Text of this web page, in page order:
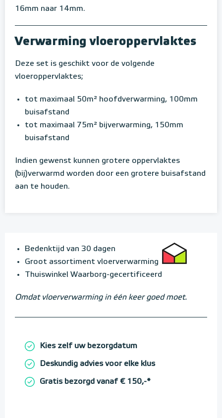
16mm naar 14mm.
Verwarming vloeroppervlaktes
Deze set is geschikt voor de volgende
vloeroppervlaktes;
tot maximaal 50m² hoofdverwarming, 100mm
buisafstand
tot maximaal 75m² bijverwarming, 150mm
buisafstand
Indien gewenst kunnen grotere oppervlaktes
(bij)verwarmd worden door een grotere buisafstand
aan te houden.
Bedenktijd van 30 dagen
Groot assortiment vloerverwarming
Thuiswinkel Waarborg-gecertificeerd
Omdat vloerverwarming in één keer goed moet.
Kies zelf uw bezorgdatum
Deskundig advies voor elke klus
Gratis bezorgd vanaf € 150,-*